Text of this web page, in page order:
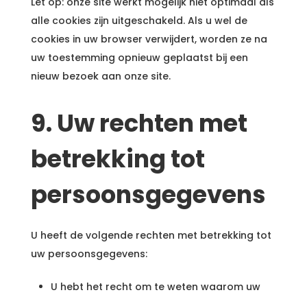
alle cookies zijn uitgeschakeld. Als u wel de
cookies in uw browser verwijdert, worden ze na
uw toestemming opnieuw geplaatst bij een
nieuw bezoek aan onze site.
9. Uw rechten met
betrekking tot
persoonsgegevens
U heeft de volgende rechten met betrekking tot
uw persoonsgegevens:
U hebt het recht om te weten waarom uw